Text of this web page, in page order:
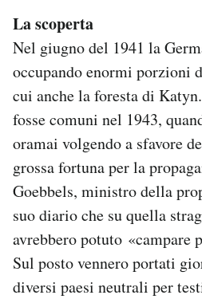
La scoperta
Nel giugno del 1941 la
occupando enormi porzioni
cui anche la foresta di
fosse comuni nel 1943,
oramai volgendo a sfavore
grossa fortuna per la
Goebbels, ministro della
suo diario che su quella
avrebbero potuto «campare
Sul posto vennero portati
diversi paesi neutrali per